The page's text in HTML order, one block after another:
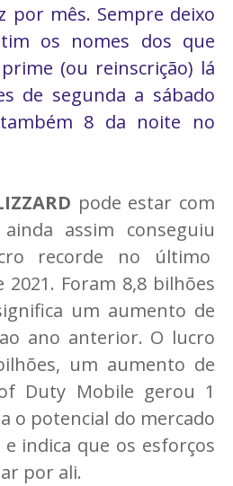
por mês. Sempre deixo
os nomes dos que
(ou reinscrição) lá
de segunda a sábado
8 da noite no
pode estar com
assim conseguiu
recorde no último
Foram 8,8 bilhões
um aumento de
ano anterior. O lucro
um aumento de
Duty Mobile gerou 1
o potencial do mercado
indica que os esforços
por ali.